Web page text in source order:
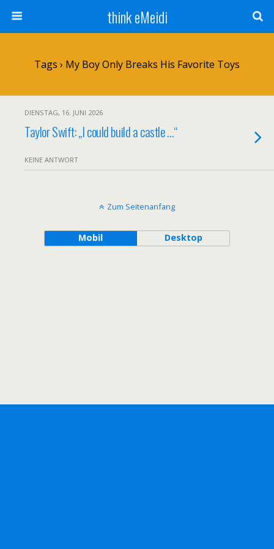
think eMeidi
Tags › My Boy Only Breaks His Favorite Toys
DIENSTAG, 16. JUNI 2026
Taylor Swift: „I could build a castle …“
KEINE ANTWORT
Zum Seitenanfang
Mobil Desktop